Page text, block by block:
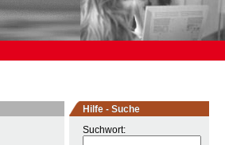
Hilfe - Suche
Suchwort: